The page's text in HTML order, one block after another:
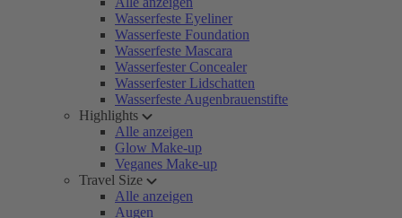
Wasserfeste Eyeliner
Wasserfeste Foundation
Wasserfeste Mascara
Wasserfester Concealer
Wasserfester Lidschatten
Wasserfeste Augenbrauenstifte
Highlights
Alle anzeigen
Glow Make-up
Veganes Make-up
Travel Size
Alle anzeigen
Augen